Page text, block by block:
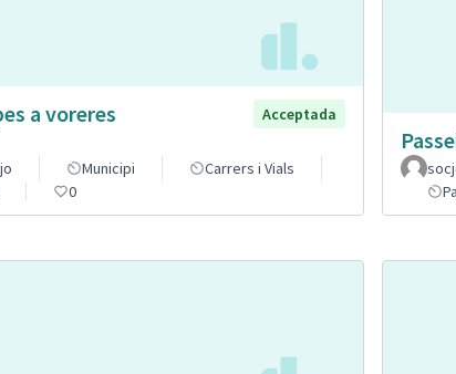
a voreres Acceptada
Municipi
Carrers i Vials
0